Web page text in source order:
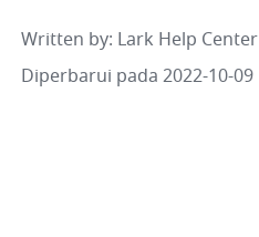
Written by: Lark Help Center
Diperbarui pada 2022-10-09